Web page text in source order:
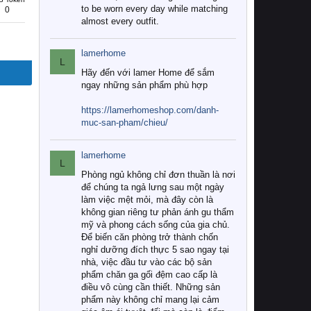
0
to be worn every day while matching
almost every outfit.
L
lamerhome
Hãy đến với lamer Home để sắm
ngay những sản phẩm phù hợp
https://lamerhomeshop.com/danh-
muc-san-pham/chieu/
L
lamerhome
Phòng ngủ không chỉ đơn thuần là nơi
để chúng ta ngả lưng sau một ngày
làm việc mệt mỏi, mà đây còn là
không gian riêng tư phản ánh gu thẩm
mỹ và phong cách sống của gia chủ.
Để biến căn phòng trở thành chốn
nghỉ dưỡng đích thực 5 sao ngay tại
nhà, việc đầu tư vào các bộ sản
phẩm chăn ga gối đệm cao cấp là
điều vô cùng cần thiết. Những sản
phẩm này không chỉ mang lại cảm